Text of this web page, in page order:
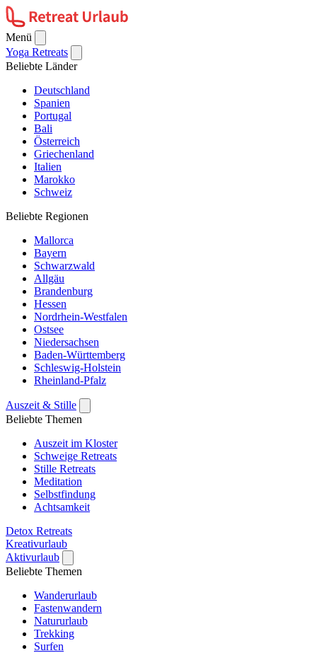
Menü
Yoga Retreats
Beliebte Länder
Deutschland
Spanien
Portugal
Bali
Österreich
Griechenland
Italien
Marokko
Schweiz
Beliebte Regionen
Mallorca
Bayern
Schwarzwald
Allgäu
Brandenburg
Hessen
Nordrhein-Westfalen
Ostsee
Niedersachsen
Baden-Württemberg
Schleswig-Holstein
Rheinland-Pfalz
Auszeit & Stille
Beliebte Themen
Auszeit im Kloster
Schweige Retreats
Stille Retreats
Meditation
Selbstfindung
Achtsamkeit
Detox Retreats
Kreativurlaub
Aktivurlaub
Beliebte Themen
Wanderurlaub
Fastenwandern
Natururlaub
Trekking
Surfen